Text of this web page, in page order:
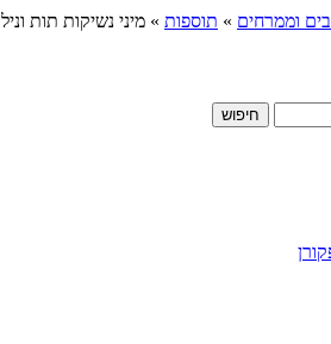
וממרחים » תוספות » מיני נשיקות תות וניל
חיפוש